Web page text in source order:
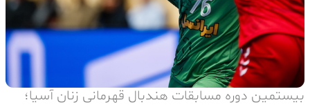
بیستمین دوره مسابقات هندبال قهرمانی زنان آسیا؛